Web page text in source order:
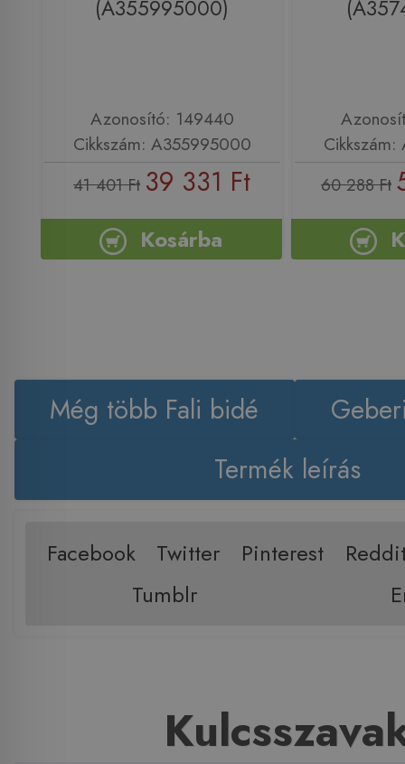
(A355995000)
Azonosító: 149440
Cikkszám: A355995000
41 401 Ft 39 331 Ft
Kosárba
60 288 Ft
Még több Fali bidé
Termék leírás
Facebook Twitter Pinterest
Tumblr